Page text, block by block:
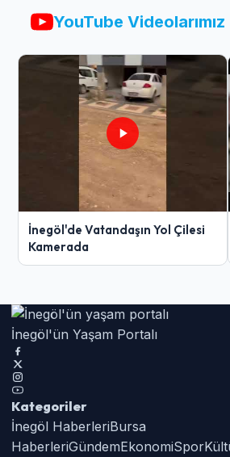
YouTube Videolarımız
İnegöl'de Vatandaşın Yol Çilesi
Kamerada
İnegöl'ün Yaşam Portalı
Kategoriler
İnegöl HaberleriBursa
HaberleriGündemEkonomiSpor